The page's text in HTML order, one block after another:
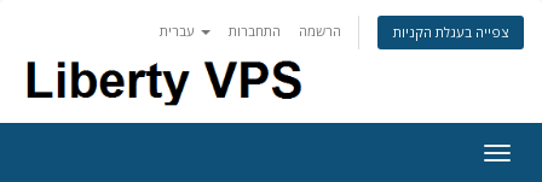
התחברות הרשמה צפייה בעגלת הקניות